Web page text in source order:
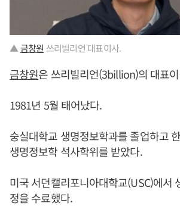
▲금창원 쓰리빌리언 대표이사.
금창원은 쓰리빌리언(3billion)의 대표
1981년 5월 태어났다.
숭실대학교 생명정보학과를 졸업하고
생명정보학 석사학위를 받았다.
미국 서던캘리포니아대학교(USC)에서
정을 수료했다.